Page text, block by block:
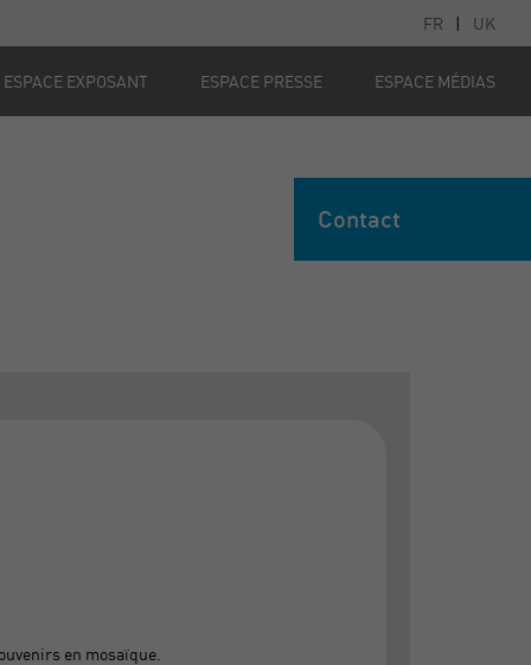
FR | UK
ESPACE EXPOSANT ESPACE PRESSE ESPACE MÉDIAS
Contact
en mosaïque.